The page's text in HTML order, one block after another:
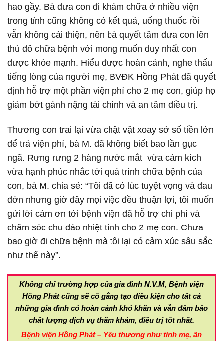
hao gầy. Bà đưa con đi khám chữa ở nhiều viện
trong tỉnh cũng không có kết quả, uống thuốc rồi
vẫn không cải thiện, nên bà quyết tâm đưa con lên
thủ đô chữa bệnh với mong muốn duy nhất con
được khỏe mạnh. Hiểu được hoàn cảnh, nghe thấu
tiếng lòng của người mẹ, BVĐK Hồng Phát đã quyết
định hỗ trợ một phần viện phí cho 2 mẹ con, giúp họ
giảm bớt gánh nặng tài chính và an tâm điều trị.
Thương con trai lại vừa chật vật xoay sở số tiền lớn
để trả viện phí, bà M. đã không biết bao lần gục
ngã. Rưng rưng 2 hàng nước mắt vừa cảm kích
vừa hạnh phúc nhắc tới quá trình chữa bệnh của
con, bà M. chia sẻ: “Tôi đã có lúc tuyệt vọng và đau
đớn nhưng giờ đây mọi việc đều thuận lợi, tôi muốn
gửi lời cảm ơn tới bệnh viện đã hỗ trợ chi phí và
chăm sóc chu đáo nhiệt tình cho 2 mẹ con. Chưa
bao giờ đi chữa bệnh mà tôi lại có cảm xúc sâu sắc
như thế này”.
Không chỉ trường hợp của gia đình N.V.M, Bệnh viện
Hồng Phát cũng sẽ cố gắng tạo điều kiện cho tất cả
những gia đình có hoàn cảnh khó khăn và vẫn đảm bảo
chất lượng dịch vụ thăm khám, điều trị tốt nhất.
Bệnh viện Hồng Phát – Yêu thương như tình mẹ, ân